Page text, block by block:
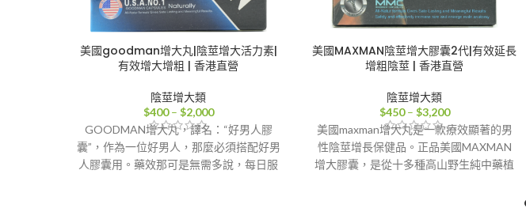
美國goodman增大丸|陰莖增大活力素|
有效增大增粗 | 香港直營
陰莖增大類
$400 – $2,000價
格
範
圍：
$400
GOODMAN增大丸，譯名：“好男人膠
囊”，作為一位好男人，那麼必須搭配好男
人膠囊用。藥效那可是無需多說，每日服
美國MAXMAN陰莖增大膠囊2代|有效延長
增粗陰莖 | 香港直營
陰莖增大類
$450 – $3,200價
格
範
圍：
$450
美國maxman增大丸是一款療效顯著的男
性陰莖增長保健品。正品美國MAXMAN
增大膠囊，是從十多種高山野生純中藥植